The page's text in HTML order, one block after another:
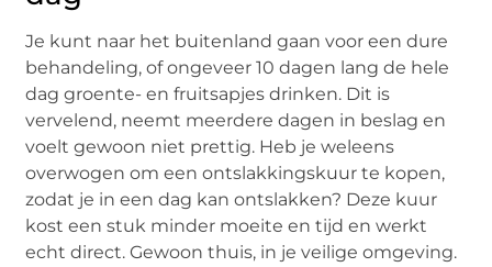
Je kunt naar het buitenland gaan voor een dure
behandeling, of ongeveer 10 dagen lang de hele
dag groente- en fruitsapjes drinken. Dit is
vervelend, neemt meerdere dagen in beslag en
voelt gewoon niet prettig. Heb je weleens
overwogen om een ontslakkingskuur te kopen,
zodat je in een dag kan ontslakken? Deze kuur
kost een stuk minder moeite en tijd en werkt
echt direct. Gewoon thuis, in je veilige omgeving.